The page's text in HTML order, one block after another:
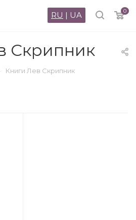
0
RU | UA
Скрипник
Книги Лев Скрипник